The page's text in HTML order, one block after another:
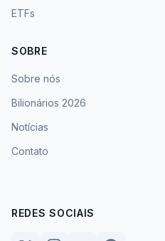
ETFs
SOBRE
Sobre nós
Bilionários 2026
Notícias
Contato
REDES SOCIAIS